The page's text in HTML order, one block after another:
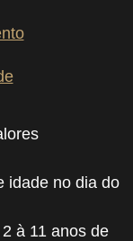
idade no dia do
à 11 anos de